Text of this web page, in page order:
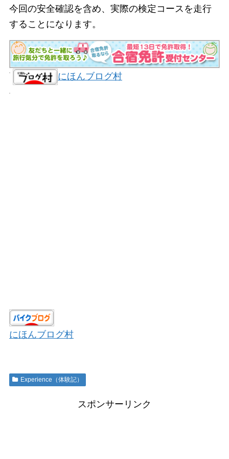
今回の安全確認を含め、実際の検定コースを走行
することになります。
にほんブログ村
にほんブログ村
Experience（体験記）
スポンサーリンク